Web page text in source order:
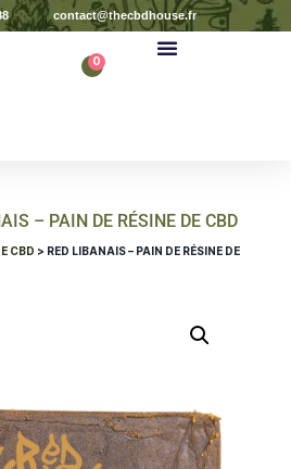
contact@thecbdhouse.fr
0
– PAIN DE RÉSINE DE CBD
CBD > RED LIBANAIS – PAIN DE RÉSINE DE